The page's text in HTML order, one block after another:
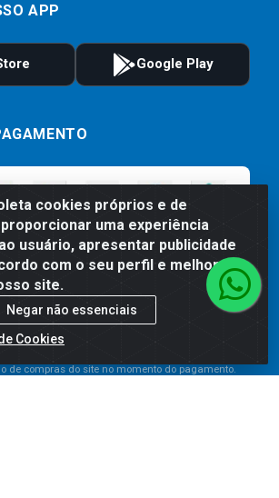
cookies próprios e de
uma experiência
usuário, apresentar publicidade
com o seu perfil e melhorar a
site.
Negar não essenciais
Cookies
APP
condições de pagamento e frete são válidos
exclusivamente pelo site. Caso haja
de compras do site no momento do pagamento.